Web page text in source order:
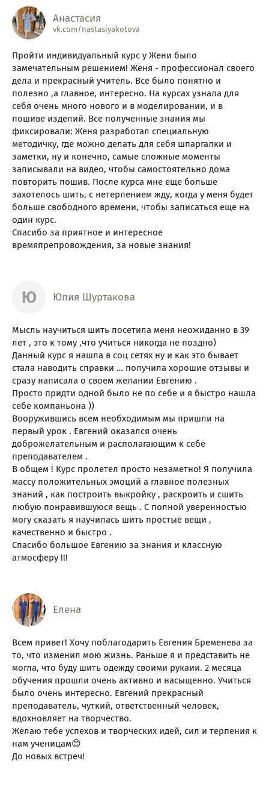
Анастасия
vk.com/nastasiyakotova
Пройти индивидуальный курс у Жени было
замечательным решением! Женя - профессионал своего
дела и прекрасный учитель. Все было понятно и
полезно ,а главное, интересно. На курсах узнала для
себя очень много нового и в моделировании, и в
пошиве изделий. Все полученные знания мы
фиксировали: Женя разработал специальную
методичку, где можно делать для себя шпаргалки и
заметки, ну и конечно, самые сложные моменты
записывали на видео, чтобы самостоятельно дома
повторить пошив. После курса мне еще больше
захотелось шить, с нетерпением жду, когда у меня будет
больше свободного времени, чтобы записаться еще на
один курс.
Спасибо за приятное и интересное
времяпрепровождения, за новые знания!
Ю Юлия Шуртакова
Мысль научиться шить посетила меня неожиданно в 39
лет , это к тому ,что учиться никогда не поздно)
Данный курс я нашла в соц сетях ну и как это бывает
стала наводить справки … получила хорошие отзывы и
сразу написала о своем желании Евгению .
Просто придти одной было не по себе и я быстро нашла
себе компаньона ))
Вооружившись всем необходимым мы пришли на
первый урок . Евгений оказался очень
доброжелательным и располагающим к себе
преподавателем .
В общем ! Курс пролетел просто незаметно! Я получила
массу положительных эмоций а главное полезных
знаний , как построить выкройку , раскроить и сшить
любую понравившуюся вещь . С полной уверенностью
могу сказать я научилась шить простые вещи ,
качественно и быстро .
Спасибо большое Евгению за знания и классную
атмосферу !!!
Елена
Всем привет! Хочу поблагодарить Евгения Бременева за
то, что изменил мою жизнь. Раньше я и представить не
могла, что буду шить одежду своими рукаии. 2 месяца
обучения прошли очень активно и насыщенно. Учиться
было очень интересно. Евгений прекрасный
преподаватель, чуткий, ответственный человек,
вдохновляет на творчество.
Желаю тебе успехов и творческих идей, сил и терпения к
нам ученицам😊
До новых встреч!